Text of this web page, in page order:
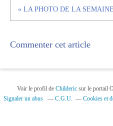
« LA PHOTO DE LA SEMAINE
Commenter cet article
Voir le profil de Childeric sur le portail
Signaler un abus
C.G.U. Cookies et